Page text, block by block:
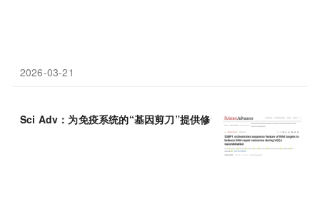
2026-03-21
Sci Adv：为免疫系统的“基因剪刀”提供修复指南：北京大学张学